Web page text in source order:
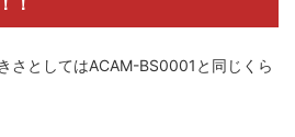
さとしてはACAM-BS0001と同じくら